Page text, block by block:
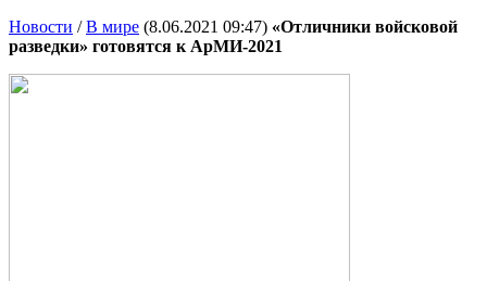
Новости /В мире (8.06.2021 09:47) «Отличники войсковой
разведки» готовятся к АрМИ-2021